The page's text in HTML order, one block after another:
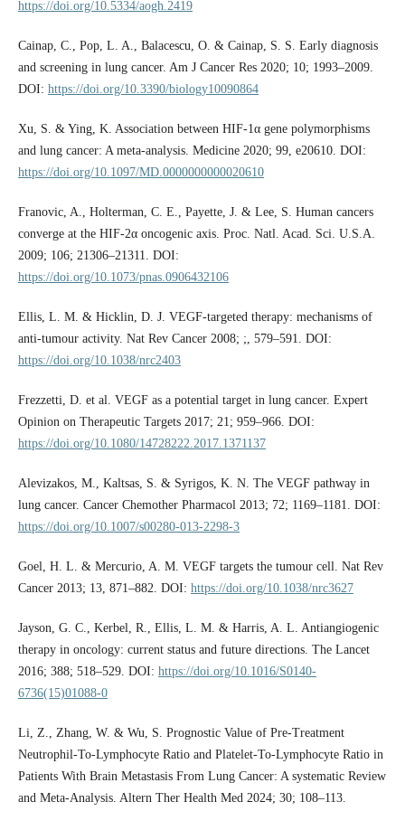
https://doi.org/10.5334/aogh.2419
Cainap, C., Pop, L. A., Balacescu, O. & Cainap, S. S. Early diagnosis
and screening in lung cancer. Am J Cancer Res 2020; 10; 1993–2009.
DOI: https://doi.org/10.3390/biology10090864
Xu, S. & Ying, K. Association between HIF-1α gene polymorphisms
and lung cancer: A meta-analysis. Medicine 2020; 99, e20610. DOI:
https://doi.org/10.1097/MD.0000000000020610
Franovic, A., Holterman, C. E., Payette, J. & Lee, S. Human cancers
converge at the HIF-2α oncogenic axis. Proc. Natl. Acad. Sci. U.S.A.
2009; 106; 21306–21311. DOI:
https://doi.org/10.1073/pnas.0906432106
Ellis, L. M. & Hicklin, D. J. VEGF-targeted therapy: mechanisms of
anti-tumour activity. Nat Rev Cancer 2008; ;, 579–591. DOI:
https://doi.org/10.1038/nrc2403
Frezzetti, D. et al. VEGF as a potential target in lung cancer. Expert
Opinion on Therapeutic Targets 2017; 21; 959–966. DOI:
https://doi.org/10.1080/14728222.2017.1371137
Alevizakos, M., Kaltsas, S. & Syrigos, K. N. The VEGF pathway in
lung cancer. Cancer Chemother Pharmacol 2013; 72; 1169–1181. DOI:
https://doi.org/10.1007/s00280-013-2298-3
Goel, H. L. & Mercurio, A. M. VEGF targets the tumour cell. Nat Rev
Cancer 2013; 13, 871–882. DOI: https://doi.org/10.1038/nrc3627
Jayson, G. C., Kerbel, R., Ellis, L. M. & Harris, A. L. Antiangiogenic
therapy in oncology: current status and future directions. The Lancet
2016; 388; 518–529. DOI: https://doi.org/10.1016/S0140-
6736(15)01088-0
Li, Z., Zhang, W. & Wu, S. Prognostic Value of Pre-Treatment
Neutrophil-To-Lymphocyte Ratio and Platelet-To-Lymphocyte Ratio in
Patients With Brain Metastasis From Lung Cancer: A systematic Review
and Meta-Analysis. Altern Ther Health Med 2024; 30; 108–113.